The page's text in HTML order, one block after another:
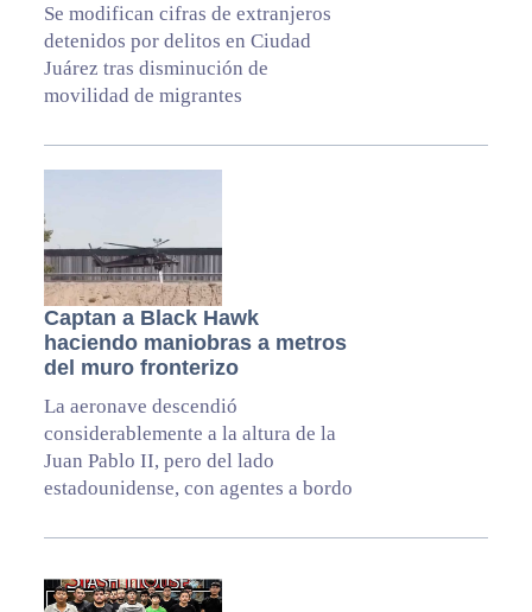
Se modifican cifras de extranjeros
detenidos por delitos en Ciudad
Juárez tras disminución de
movilidad de migrantes
Captan a Black Hawk
haciendo maniobras a metros
del muro fronterizo
La aeronave descendió
considerablemente a la altura de la
Juan Pablo II, pero del lado
estadounidense, con agentes a bordo